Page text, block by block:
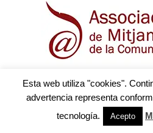
Esta web utiliza "cookies".
advertencia representa
tecnología.
Acepto